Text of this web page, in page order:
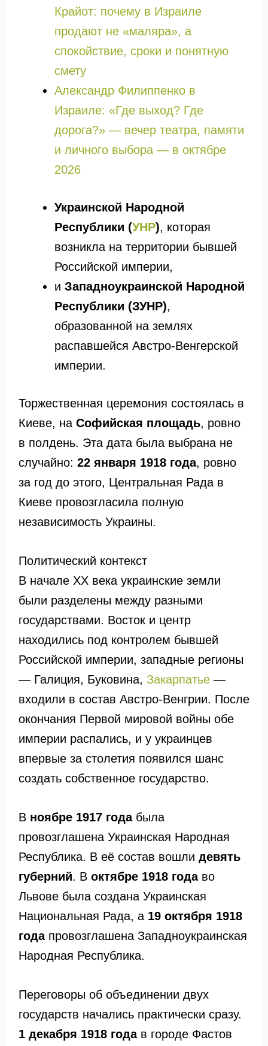
Крайот: почему в Израиле
продают не «маляра», а
спокойствие, сроки и понятную
смету
Александр Филиппенко в
Израиле: «Где выход? Где
дорога?» — вечер театра, памяти
и личного выбора — в октябре
2026
Украинской Народной
Республики (УНР), которая
возникла на территории бывшей
Российской империи,
и Западноукраинской Народной
Республики (ЗУНР),
образованной на землях
распавшейся Австро-Венгерской
империи.
Торжественная церемония состоялась в
Киеве, на Софийская площадь, ровно
в полдень. Эта дата была выбрана не
случайно: 22 января 1918 года, ровно
за год до этого, Центральная Рада в
Киеве провозгласила полную
независимость Украины.
Политический контекст
В начале XX века украинские земли
были разделены между разными
государствами. Восток и центр
находились под контролем бывшей
Российской империи, западные регионы
— Галиция, Буковина, Закарпатье—
входили в состав Австро-Венгрии. После
окончания Первой мировой войны обе
империи распались, и у украинцев
впервые за столетия появился шанс
создать собственное государство.
В ноябре 1917 годабыла
провозглашена Украинская Народная
Республика. В её состав вошли девять
губерний. В октябре 1918 годаво
Львове была создана Украинская
Национальная Рада, а 19 октября 1918
годапровозглашена Западноукраинская
Народная Республика.
Переговоры об объединении двух
государств начались практически сразу.
1 декабря 1918 годав городе Фастов